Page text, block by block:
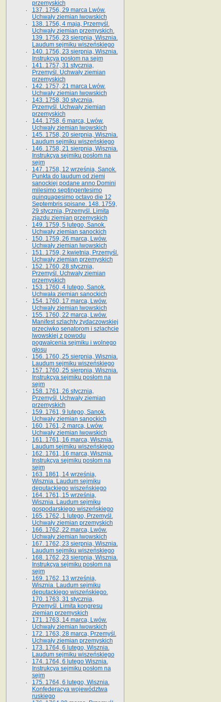
przemyskich
137. 1756, 29 marca Lwów.
Uchwały ziemian lwowskich
138. 1756, 4 maja, Przemyśl.
Uchwały ziemian przemyskich.
139. 1756, 23 sierpnia, Wisznia.
Laudum sejmiku wiszeńskiego
140. 1756, 23 sierpnia, Wisznia.
Instrukcya posłom na sejm
141. 1757, 31 stycznia,
Przemyśl. Uchwały ziemian
przemyskich
142. 1757, 21 marca Lwów.
Uchwały ziemian lwowskich
143. 1758, 30 stycznia,
Przemyśl. Uchwały ziemian
przemyskich
144. 1758, 6 marca, Lwów.
Uchwały ziemian lwowskich
145. 1758, 20 sierpnia, Wisznia.
Laudum sejmiku wiszeńskiego
146. 1758, 21 sierpnia, Wisznia.
Instrukcya sejmiku posłom na
sejm
147. 1758, 12 września, Sanok.
Punkta do laudum od ziemi
sanockiej podane anno Domini
milesimo septingentesimo
quinquagesimo octavo die 12
Septembris spisane. 148. 1759,
29 stycznia, Przemyśl. Limita
zjazdu ziemian przemyskich
149. 1759, 5 lutego, Sanok.
Uchwały ziemian sanockich
150. 1759, 26 marca, Lwów.
Uchwały ziemian lwowskich
151. 1759, 2 kwietnia, Przemyśl.
Uchwały ziemian przemyskich
152. 1760, 28 stycznia,
Przemyśl. Uchwały ziemian
przemyskich
153. 1760, 4 lutego, Sanok.
Uchwała ziemian sanockich
154. 1760, 17 marca, Lwów.
Uchwały ziemian lwowskich
155. 1760, 22 marca, Lwów.
Manifest szlachty żydaczowskiej
przeciwko senatorom i szlachcie
lwowskiej z po­wodu
pogwałcenia sejmiku i wolnego
głosu
156. 1760, 25 sierpnia, Wisznia.
Laudum sejmiku wiszeńskiego
157. 1760, 25 sierpnia, Wisznia.
Instrukcya sejmiku posłom na
sejm
158. 1761, 26 stycznia,
Przemyśl. Uchwały ziemian
przemyskich
159. 1761, 9 lutego, Sanok.
Uchwały ziemian sanockich
160. 1761, 2 marca, Lwów.
Uchwały ziemian lwowskich
161. 1761, 16 marca, Wisznia.
Laudum sejmiku wiszeńskiego
162. 1761, 16 marca, Wisznia.
Instrukcya sejmiku posłom na
sejm
163. 1861, 14 września,
Wisznia. Laudum sejmiku
deputackiego wiszeńskiego
164. 1761, 15 września,
Wisznia. Laudum sejmiku
gospodarskiego wiszeńskiego
165. 1762, 1 lutego, Przemyśl.
Uchwały ziemian przemyskich
166. 1762, 22 marca, Lwów.
Uchwały ziemian lwowskich
167. 1762, 23 sierpnia, Wisznia.
Laudum sejmiku wiszeńskiego
168. 1762, 23 sierpnia, Wisznia.
Instrukcya sejmiku posłom na
sejm
169. 1762, 13 września,
Wisznia. Laudum sejmiku
deputackiego wiszeńskiego.
170. 1763, 31 stycznia,
Przemyśl. Limita kongresu
ziemian przemyskich
171. 1763, 14 marca, Lwów.
Uchwały ziemian lwowskich
172. 1763, 28 marca, Przemyśl.
Uchwały ziemian przemyskich
173. 1764, 6 lutego, Wisznia.
Laudum sejmiku wiszeńskiego
174. 1764, 6 lutego Wisznia.
Instrukcya sejmiku posłom na
sejm
175. 1764, 6 lutego, Wisznia.
Konfederacya województwa
ruskiego